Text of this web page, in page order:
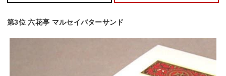
第3位 六花亭 マルセイバターサンド